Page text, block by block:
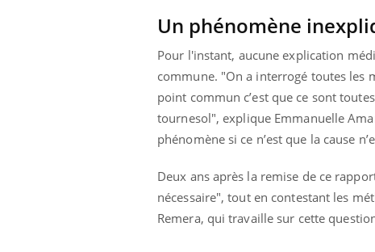
Un phénomène
Pour l'instant, aucune explication
commune. "On a interrogé toutes les
point commun c’est que ce sont
tournesol", explique Emmanuelle
phénomène si ce n’est que la cause
Deux ans après la remise de ce
nécessaire", tout en contestant les
Remera, qui travaille sur cette